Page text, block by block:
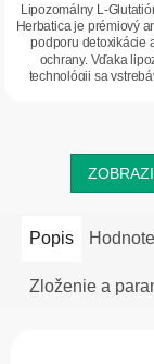
Lipozomálny L-
Herbatica je prémiový
podporu detoxikácie
ochrany. Vďaka
technológii sa
Popis
Zloženie a